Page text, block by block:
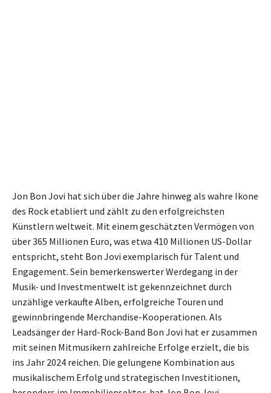
Jon Bon Jovi hat sich über die Jahre hinweg als wahre Ikone
des Rock etabliert und zählt zu den erfolgreichsten
Künstlern weltweit. Mit einem geschätzten Vermögen von
über 365 Millionen Euro, was etwa 410 Millionen US-Dollar
entspricht, steht Bon Jovi exemplarisch für Talent und
Engagement. Sein bemerkenswerter Werdegang in der
Musik- und Investmentwelt ist gekennzeichnet durch
unzählige verkaufte Alben, erfolgreiche Touren und
gewinnbringende Merchandise-Kooperationen. Als
Leadsänger der Hard-Rock-Band Bon Jovi hat er zusammen
mit seinen Mitmusikern zahlreiche Erfolge erzielt, die bis
ins Jahr 2024 reichen. Die gelungene Kombination aus
musikalischem Erfolg und strategischen Investitionen,